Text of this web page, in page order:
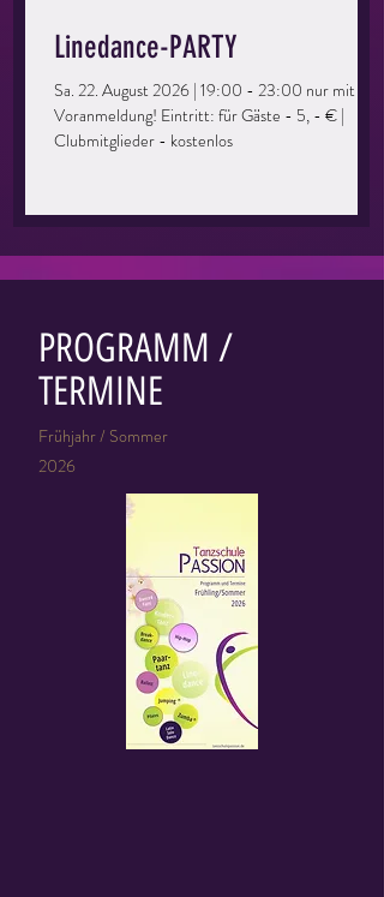
Linedance-PARTY
Sa. 22. August 2026 | 19:00 - 23:00 nur mit
Voranmeldung! Eintritt: für Gäste - 5, - € |
Clubmitglieder - kostenlos
PROGRAMM /
TERMINE
Frühjahr / Sommer
2026